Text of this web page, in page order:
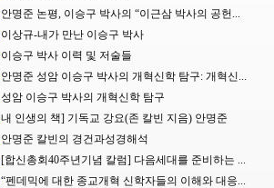
안명준 논평, 이승구 박사의 “이근삼 박사의 공헌...
이상규-내가 만난 이승구 박사
이승구 박사 이력 및 저술들
안명준 성암 이승구 박사의 개혁신학 탐구: 개혁신...
성암 이승구 박사의 개혁신학 탐구
내 인생의 책] 기독교 강요(존 칼빈 지음) 안명준
안명준 칼빈의 경건과성경해석
[합신총회40주년기념 칼럼] 다음세대를 준비하는 ...
“펜데믹에 대한 종교개혁 신학자들의 이해와 대응...